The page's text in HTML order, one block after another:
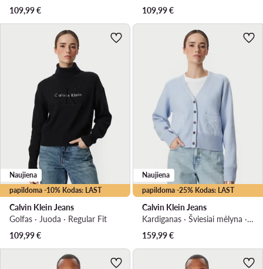
109,99€
109,99€
papildoma -10% Kodas: LAST
Naujiena
Calvin Klein Jeans
Golfas · Juoda · Regular Fit
109,99€
papildoma -25% Kodas: LAST
Naujiena
Calvin Klein Jeans
Kardiganas · Šviesiai mėlyna · Regular Fit
159,99€